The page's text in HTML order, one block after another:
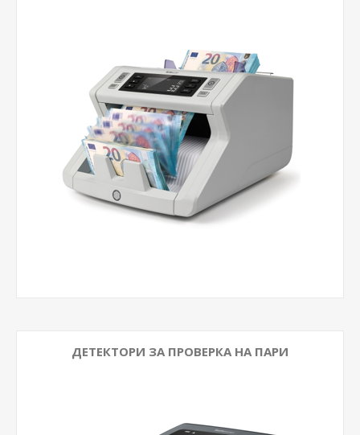
ДЕТЕКТОРИ ЗА ПРОВЕРКА НА ПАРИ